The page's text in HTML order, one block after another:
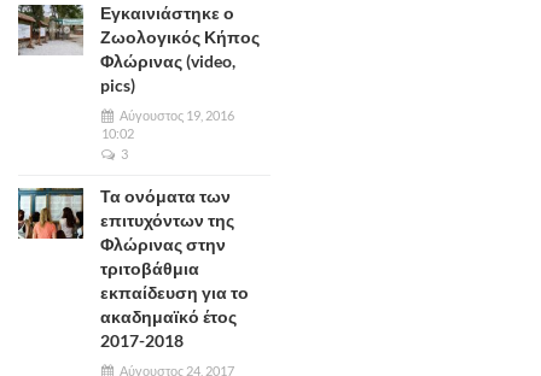
Εγκαινιάστηκε ο
Ζωολογικός Κήπος
Φλώρινας (video,
pics)
Αύγουστος 19, 2016
10:02
3
Τα ονόματα των
επιτυχόντων της
Φλώρινας στην
τριτοβάθμια
εκπαίδευση για το
ακαδημαϊκό έτος
2017-2018
Αύγουστος 24, 2017